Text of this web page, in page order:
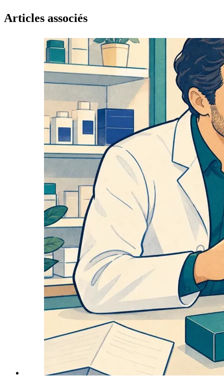
Articles associés